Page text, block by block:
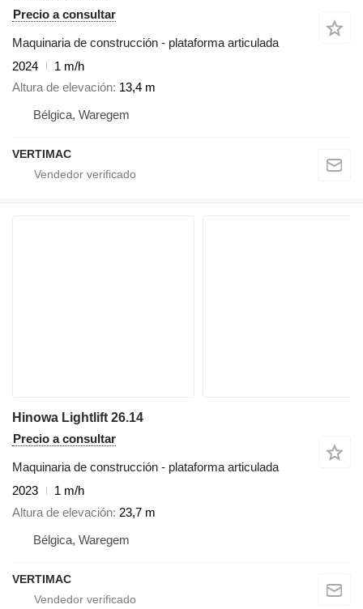
Precio a consultar
Maquinaria de construcción - plataforma articulada
2024
1 m/h
Altura de elevación 13,4 m
Bélgica, Waregem
VERTIMAC
Hinowa Lightlift 26.14
Precio a consultar
Maquinaria de construcción - plataforma articulada
2023
1 m/h
Altura de elevación 23,7 m
Bélgica, Waregem
VERTIMAC